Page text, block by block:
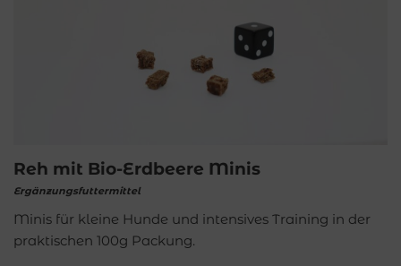
Reh mit Bio-Erdbeere Minis
Ergänzungsfuttermittel
Minis für kleine Hunde und intensives Training in der
praktischen 100g Packung.